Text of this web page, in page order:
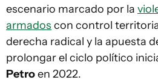
escenario marcado por la
armados con control
derecha radical y la apuesta
prolongar el ciclo político
Petroen 2022.